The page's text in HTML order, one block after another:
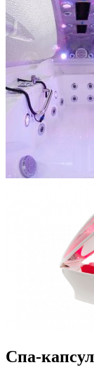
Спа-